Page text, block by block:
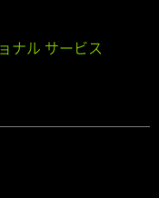
ナル サービス